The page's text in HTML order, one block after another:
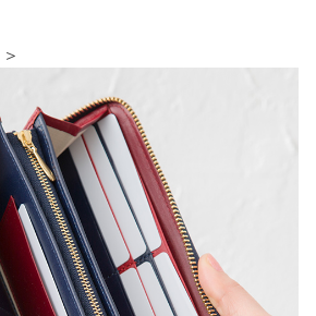
＞